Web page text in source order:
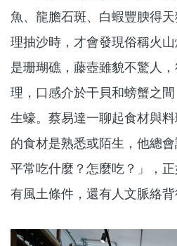
魚、龍膽石斑、白蝦豐腴得
理抽沙時，才會發現俗稱火
是珊瑚礁，藤壺雖貌不驚人
理，口感介於干貝和螃蟹之
生蠔。蔡易達一聊起食材與
的食材是熟悉或陌生，他總
平常吃什麼？怎麼吃？」，
有風土條件，還有人文脈絡背